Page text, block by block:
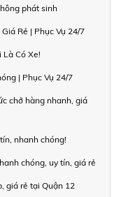
phát sinh
Rẻ | Phục Vụ 24/7
Là Có Xe!
| Phục Vụ 24/7
chở hàng nhanh, giá
nhanh chóng!
chóng, uy tín, giá rẻ
giá rẻ tại Quận 12